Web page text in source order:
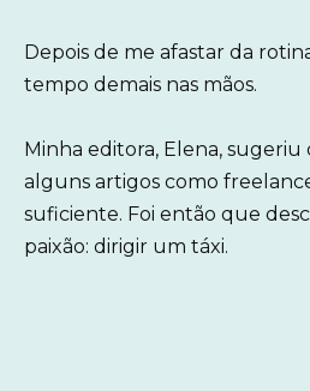
Depois de me afastar da
tempo demais nas mãos.
Minha editora, Elena, sugeriu
alguns artigos como
suficiente. Foi então que
paixão: dirigir um táxi.